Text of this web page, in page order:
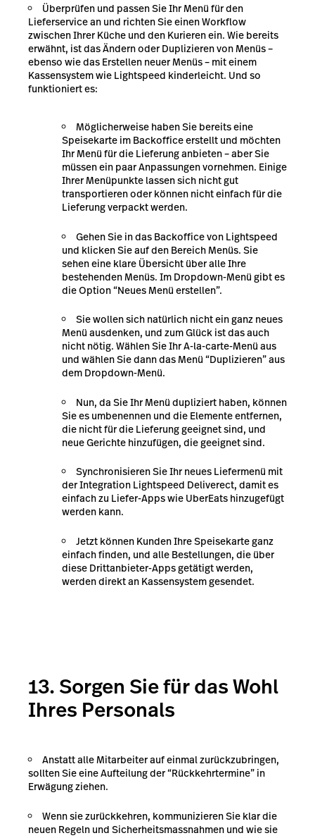
Überprüfen und passen Sie Ihr Menü für den
Lieferservice an und richten Sie einen Workflow
zwischen Ihrer Küche und den Kurieren ein. Wie bereits
erwähnt, ist das Ändern oder Duplizieren von Menüs –
ebenso wie das Erstellen neuer Menüs – mit einem
Kassensystem wie Lightspeed kinderleicht. Und so
funktioniert es:
Möglicherweise haben Sie bereits eine
Speisekarte im Backoffice erstellt und möchten
Ihr Menü für die Lieferung anbieten – aber Sie
müssen ein paar Anpassungen vornehmen. Einige
Ihrer Menüpunkte lassen sich nicht gut
transportieren oder können nicht einfach für die
Lieferung verpackt werden.
Gehen Sie in das Backoffice von Lightspeed
und klicken Sie auf den Bereich Menüs. Sie
sehen eine klare Übersicht über alle Ihre
bestehenden Menüs. Im Dropdown-Menü gibt es
die Option “Neues Menü erstellen”.
Sie wollen sich natürlich nicht ein ganz neues
Menü ausdenken, und zum Glück ist das auch
nicht nötig. Wählen Sie Ihr A-la-carte-Menü aus
und wählen Sie dann das Menü “Duplizieren” aus
dem Dropdown-Menü.
Nun, da Sie Ihr Menü dupliziert haben, können
Sie es umbenennen und die Elemente entfernen,
die nicht für die Lieferung geeignet sind, und
neue Gerichte hinzufügen, die geeignet sind.
Synchronisieren Sie Ihr neues Liefermenü mit
der Integration Lightspeed Deliverect, damit es
einfach zu Liefer-Apps wie UberEats hinzugefügt
werden kann.
Jetzt können Kunden Ihre Speisekarte ganz
einfach finden, und alle Bestellungen, die über
diese Drittanbieter-Apps getätigt werden,
werden direkt an Kassensystem gesendet.
13. Sorgen Sie für das Wohl
Ihres Personals
Anstatt alle Mitarbeiter auf einmal zurückzubringen,
sollten Sie eine Aufteilung der “Rückkehrtermine” in
Erwägung ziehen.
Wenn sie zurückkehren, kommunizieren Sie klar die
neuen Regeln und Sicherheitsmassnahmen und wie sie